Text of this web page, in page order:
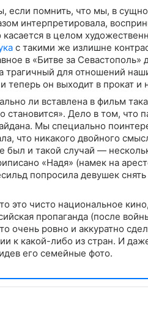
если помнить, что мы, в
интерпретировала,
в целом
с такими же излишне
в «Битве за
для отношений
он выходит в прокат и
ли вставлена в фильм
становится». Дело в том,
Мы специально
что никакого двойного
был и такой случай —
«Надя» (намек на
попросила девушек
это чисто национальное
пропаганда (после
очень ровно и аккуратно
к какой-либо из стран. И
его семейные фото.